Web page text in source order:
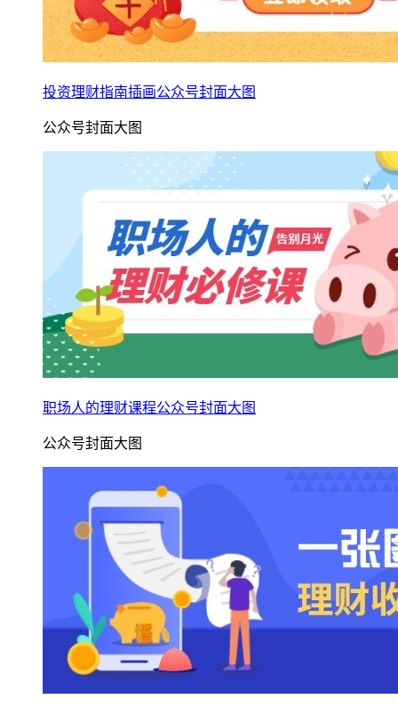
投资理财指南插画公众号封面大图
公众号封面大图
职场人的理财课程公众号封面大图
公众号封面大图